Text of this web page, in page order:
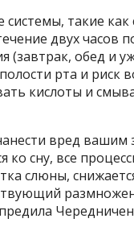
системы, такие
двух часов
(завтрак, обед и
рта и риск
кислоты и
вред вашим
ко сну, все
слюны,